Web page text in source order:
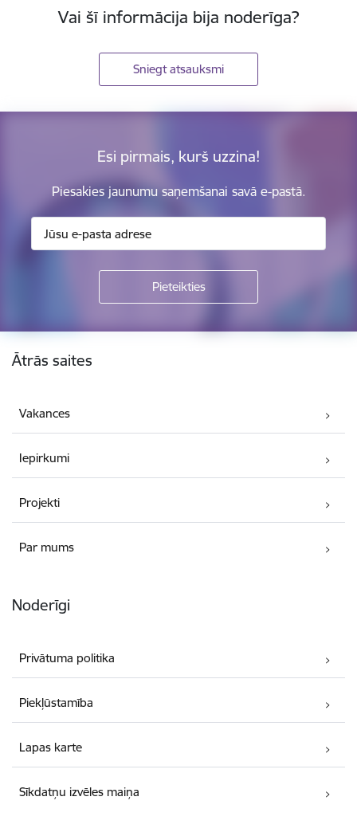
Vai šī informācija bija noderīga?
Sniegt atsauksmi
Esi pirmais, kurš uzzina!
Piesakies jaunumu saņemšanai savā e-pastā.
Kājene
Ātrās saites
Vakances
Iepirkumi
Projekti
Par mums
Noderīgi
Privātuma politika
Piekļūstamība
Lapas karte
Sīkdatņu izvēles maiņa